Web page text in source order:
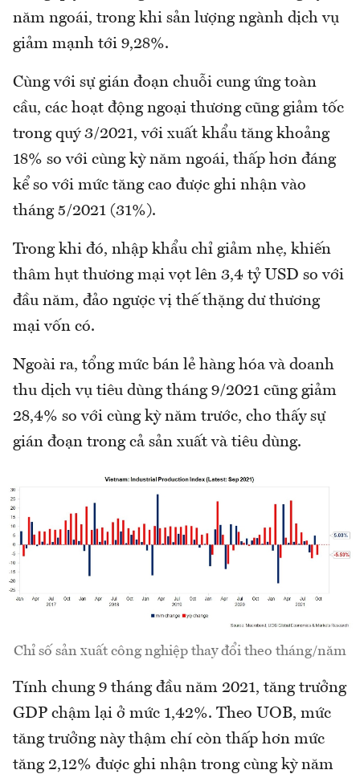
năm ngoái, trong khi sản lượng ngành dịch vụ
giảm mạnh tới 9,28%.
Cùng với sự gián đoạn chuỗi cung ứng toàn
cầu, các hoạt động ngoại thương cũng giảm tốc
trong quý 3/2021, với xuất khẩu tăng khoảng
18% so với cùng kỳ năm ngoái, thấp hơn đáng
kể so với mức tăng cao được ghi nhận vào
tháng 5/2021 (31%).
Trong khi đó, nhập khẩu chỉ giảm nhẹ, khiến
thâm hụt thương mại vọt lên 3,4 tỷ USD so với
đầu năm, đảo ngược vị thế thặng dư thương
mại vốn có.
Ngoài ra, tổng mức bán lẻ hàng hóa và doanh
thu dịch vụ tiêu dùng tháng 9/2021 cũng giảm
28,4% so với cùng kỳ năm trước, cho thấy sự
gián đoạn trong cả sản xuất và tiêu dùng.
Chỉ số sản xuất công nghiệp thay đổi theo tháng/năm
Tính chung 9 tháng đầu năm 2021, tăng trưởng
GDP chậm lại ở mức 1,42%. Theo UOB, mức
tăng trưởng này thậm chí còn thấp hơn mức
tăng 2,12% được ghi nhận trong cùng kỳ năm